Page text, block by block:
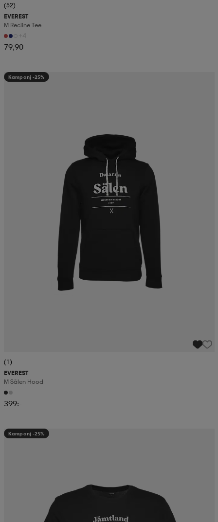
(52)
EVEREST
M Recline Tee
+4
79,90
Kampanj -25%
(1)
EVEREST
M Sälen Hood
399:-
Kampanj -25%